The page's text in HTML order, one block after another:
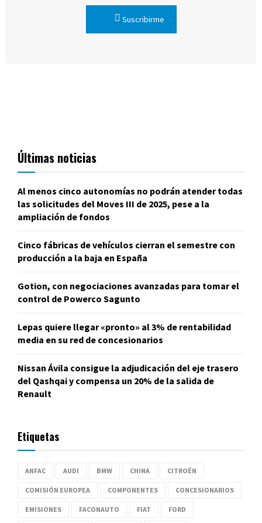
Suscribirme
Últimas noticias
Al menos cinco autonomías no podrán atender todas
las solicitudes del Moves III de 2025, pese a la
ampliación de fondos
Cinco fábricas de vehículos cierran el semestre con
producción a la baja en España
Gotion, con negociaciones avanzadas para tomar el
control de Powerco Sagunto
Lepas quiere llegar «pronto» al 3% de rentabilidad
media en su red de concesionarios
Nissan Ávila consigue la adjudicación del eje trasero
del Qashqai y compensa un 20% de la salida de
Renault
Etiquetas
ANFAC AUDI BMW CHINA CITROËN
COMISIÓN EUROPEA COMPONENTES CONCESIONARIOS
EMISIONES FACONAUTO FIAT FORD